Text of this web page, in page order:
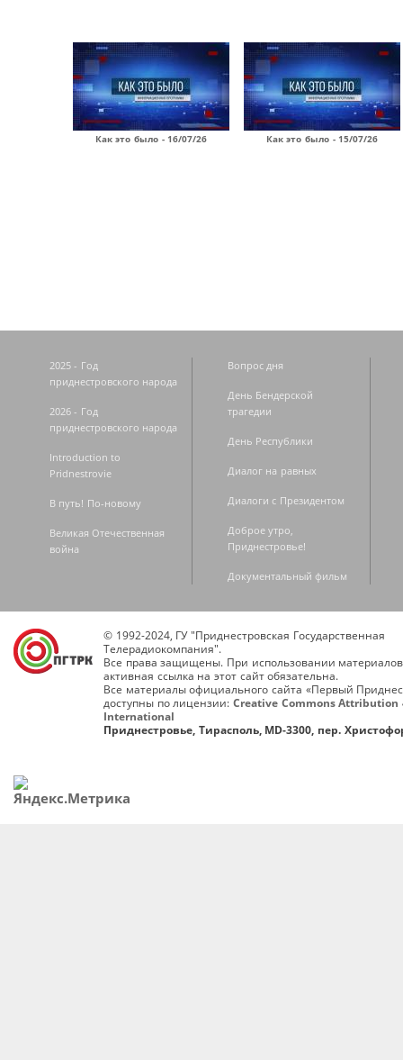
Как это было - 16/07/26 Как это было - 15/07/26
2025 - Год
приднестровского народа
2026 - Год
приднестровского народа
Introduction to
Pridnestrovie
В путь! По-новому
Великая Отечественная
война
Вопрос дня
День Бендерской
трагедии
День Республики
Диалог на равных
Диалоги с Президентом
Доброе утро,
Приднестровье!
Документальный фильм
© 1992-2024, ГУ "Приднестровская Государственная
Телерадиокомпания".
Все права защищены. При использовании
активная ссылка на этот сайт обязательна.
Все материалы официального сайта «Первый
доступны по лицензии: Creative Commons Attribution
International
Приднестровье, Тирасполь, MD-3300, пер.